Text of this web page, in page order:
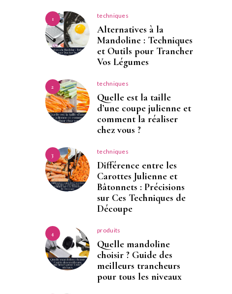
1 techniques
Alternatives à la
Mandoline : Techniques
et Outils pour Trancher
Vos Légumes
2 techniques
Quelle est la taille
d’une coupe julienne et
comment la réaliser
chez vous ?
3 techniques
Différence entre les
Carottes Julienne et
Bâtonnets : Précisions
sur Ces Techniques de
Découpe
4 produits
Quelle mandoline
choisir ? Guide des
meilleurs trancheurs
pour tous les niveaux